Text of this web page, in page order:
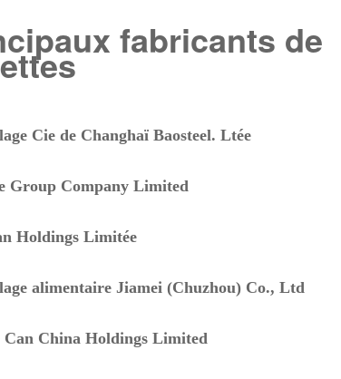
fabricants de
Cie de Changhaï Baosteel. Ltée
Group Company Limited
Holdings Limitée
alimentaire Jiamei (Chuzhou) Co., Ltd
Can China Holdings Limited